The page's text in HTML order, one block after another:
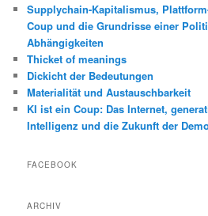
Supplychain-Kapitalismus,
Coup und die Grundrisse einer
Abhängigkeiten
Thicket of meanings
Dickicht der Bedeutungen
Materialität und Austauschbarkeit
KI ist ein Coup: Das Internet,
Intelligenz und die Zukunft der
FACEBOOK
ARCHIV